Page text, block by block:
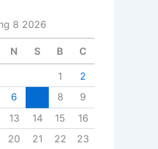
8 2026
N S B C
1
2
6 8
9
13 14 15
16
20 21 22
23